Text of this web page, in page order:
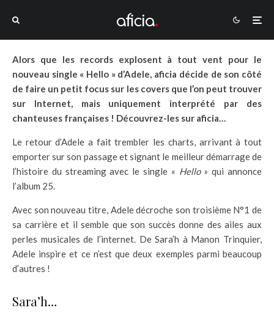
Alors que les records explosent à tout vent pour le
nouveau single « Hello » d’Adele, aficia décide de son côté
de faire un petit focus sur les covers que l’on peut trouver
sur Internet, mais uniquement interprété par des
chanteuses françaises ! Découvrez-les sur aficia…
Le retour d’Adele a fait trembler les charts, arrivant à tout
emporter sur son passage et signant le meilleur démarrage de
l’histoire du streaming avec le single « Hello» qui annonce
l’album 25.
Avec son nouveau titre, Adele décroche son troisième N°1 de
sa carrière et il semble que son succès donne des ailes aux
perles musicales de l’internet. De Sara’h à Manon Trinquier,
Adele inspire et ce n’est que deux exemples parmi beaucoup
d’autres !
Sara’h…